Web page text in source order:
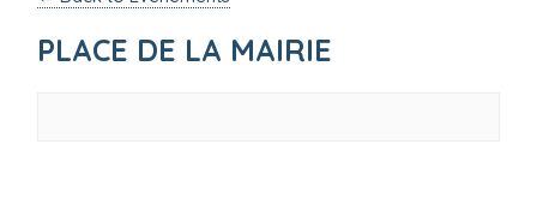
PLACE DE LA MAIRIE